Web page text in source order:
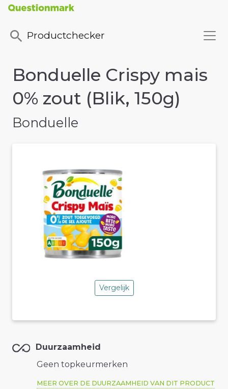
Productchecker
Bonduelle Crispy mais
0% zout (Blik, 150g)
Bonduelle
Vergelijk
Duurzaamheid
Geen topkeurmerken
MEER OVER DE DUURZAAMHEID VAN DIT PRODUCT